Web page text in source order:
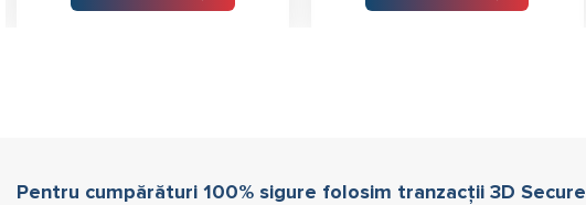
Pentru cumpărături 100% sigure folosim tranzacții 3D Secure